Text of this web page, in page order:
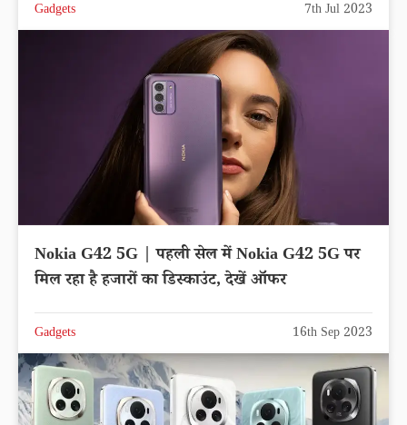
Gadgets 7th Jul 2023
Nokia G42 5G | पहली सेल में Nokia G42 5G पर
मिल रहा है हजारों का डिस्काउंट, देखें ऑफर
Gadgets 16th Sep 2023